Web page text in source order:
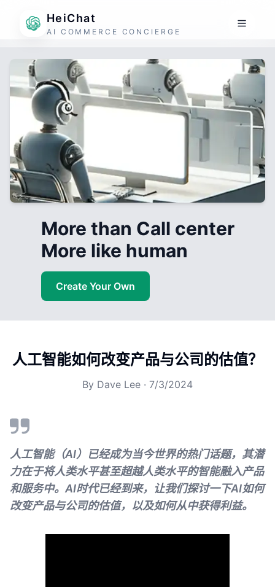
HeiChat
AI COMMERCE CONCIERGE
More than Call center
More like human
Create Your Own
人工智能如何改变产品与公司的估值？
By Dave Lee · 7/3/2024
人工智能（AI）已经成为当今世界的热门话题，其潜
力在于将人类水平甚至超越人类水平的智能融入产品
和服务中。AI时代已经到来，让我们探讨一下AI如何
改变产品与公司的估值，以及如何从中获得利益。